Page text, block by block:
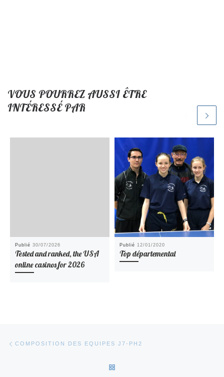
VOUS POURREZ AUSSI ÊTRE
INTÉRESSÉ PAR
Publié30/07/2026
Tested and ranked, the USA
online casinos for 2026
Publié 12/01/2020
Top départemental
COMPOSITION DES EQUIPES J7-PH2